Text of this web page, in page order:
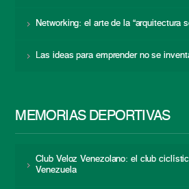
Networking: el arte de la “arquitectura
Las ideas para emprender no se
MEMORIAS DEPORTIVAS
Club Veloz Venezolano: el club
Venezuela